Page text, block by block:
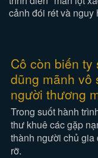
cảnh đói rét và nguy
Cô còn biến ty
dũng mãnh vô
người thương
Trong suốt hành
thư khuê các gặp
thành người chủ
rỡ.